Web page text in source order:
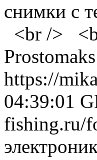
снимки с
<br />
Prostomaks
https://
04:39:01
fishing.ru/